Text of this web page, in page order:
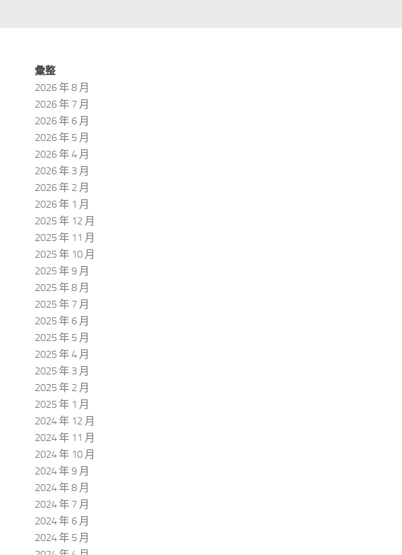
彙整
2026 年 8 月
2026 年 7 月
2026 年 6 月
2026 年 5 月
2026 年 4 月
2026 年 3 月
2026 年 2 月
2026 年 1 月
2025 年 12 月
2025 年 11 月
2025 年 10 月
2025 年 9 月
2025 年 8 月
2025 年 7 月
2025 年 6 月
2025 年 5 月
2025 年 4 月
2025 年 3 月
2025 年 2 月
2025 年 1 月
2024 年 12 月
2024 年 11 月
2024 年 10 月
2024 年 9 月
2024 年 8 月
2024 年 7 月
2024 年 6 月
2024 年 5 月